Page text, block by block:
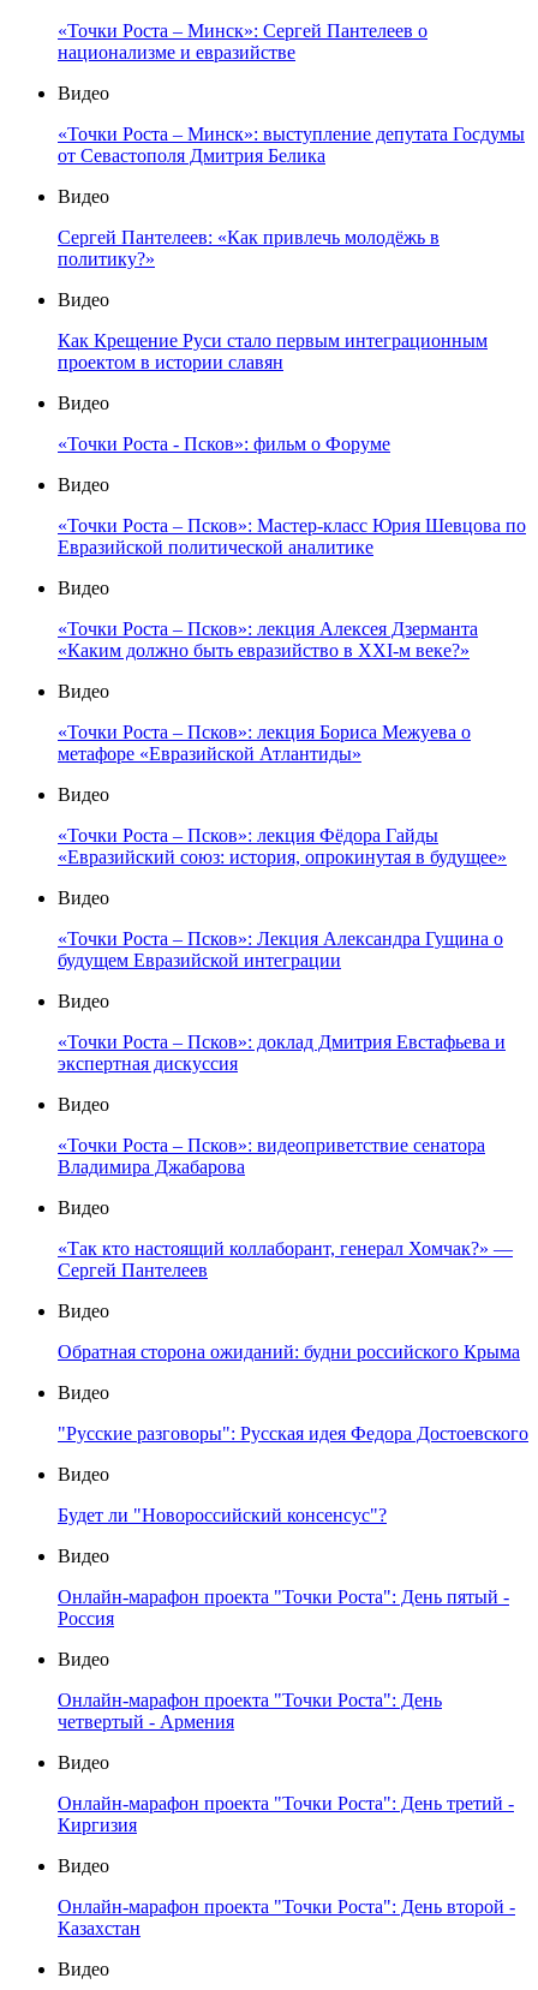
«Точки Роста – Минск»: Сергей Пантелеев о
национализме и евразийстве
Видео
«Точки Роста – Минск»: выступление депутата Госдумы
от Севастополя Дмитрия Белика
Видео
Сергей Пантелеев: «Как привлечь молодёжь в
политику?»
Видео
Как Крещение Руси стало первым интеграционным
проектом в истории славян
Видео
«Точки Роста - Псков»: фильм о Форуме
Видео
«Точки Роста – Псков»: Мастер-класс Юрия Шевцова по
Евразийской политической аналитике
Видео
«Точки Роста – Псков»: лекция Алексея Дзерманта
«Каким должно быть евразийство в XXI-м веке?»
Видео
«Точки Роста – Псков»: лекция Бориса Межуева о
метафоре «Евразийской Атлантиды»
Видео
«Точки Роста – Псков»: лекция Фёдора Гайды
«Евразийский союз: история, опрокинутая в будущее»
Видео
«Точки Роста – Псков»: Лекция Александра Гущина о
будущем Евразийской интеграции
Видео
«Точки Роста – Псков»: доклад Дмитрия Евстафьева и
экспертная дискуссия
Видео
«Точки Роста – Псков»: видеоприветствие сенатора
Владимира Джабарова
Видео
«Так кто настоящий коллаборант, генерал Хомчак?» —
Сергей Пантелеев
Видео
Обратная сторона ожиданий: будни российского Крыма
Видео
"Русские разговоры": Русская идея Федора Достоевского
Видео
Будет ли "Новороссийский консенсус"?
Видео
Онлайн-марафон проекта "Точки Роста": День пятый -
Россия
Видео
Онлайн-марафон проекта "Точки Роста": День
четвертый - Армения
Видео
Онлайн-марафон проекта "Точки Роста": День третий -
Киргизия
Видео
Онлайн-марафон проекта "Точки Роста": День второй -
Казахстан
Видео